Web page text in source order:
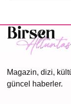
Magazin, dizi,
güncel haberler.